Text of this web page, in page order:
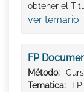
obtener el
ver temario
FP
Método:
Tematica: